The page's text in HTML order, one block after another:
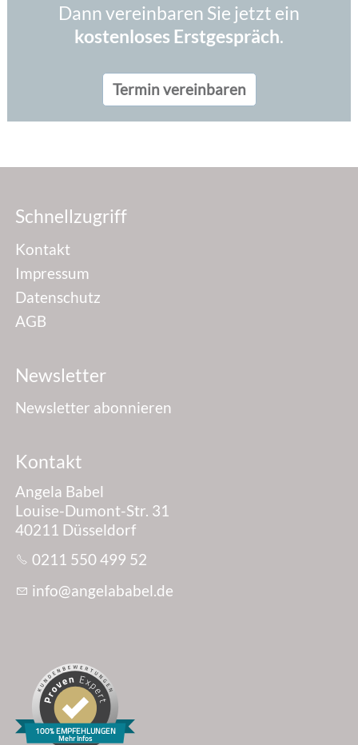
Dann vereinbaren Sie jetzt ein
kostenloses Erstgespräch.
Termin vereinbaren
Schnellzugriff
Kontakt
Impressum
Datenschutz
AGB
Newsletter
Newsletter abonnieren
Kontakt
Angela Babel
Louise-Dumont-Str. 31
40211 Düsseldorf
0211 550 499 52
nf
ng l b b l d
100% EMPFEHLUNGEN
Mehr Infos